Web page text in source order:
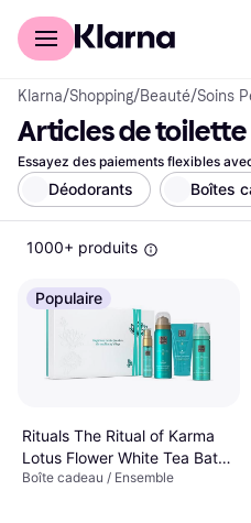
Acheter avec Klarna
Klarna/Shopping/Beauté/Soins
Articles de toilette
Essayez des paiements flexibles
Déodorants Boîtes
1000+ produits
Populaire
Rituals The Ritual of Karma
Lotus Flower White Tea Bath
Body Small Gift Set
Boîte cadeau / Ensemble